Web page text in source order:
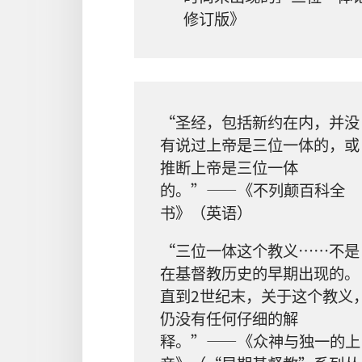
修订版》
“圣经，包括新约在内，并没
有说过上帝是三位一体的，或
推断上帝是三位一体
的。”——《不列颠百科全
书》（英语）
“三位一体这个教义……不是
在基督教历史的早期出现的。
直到2世纪末，关于这个教义
仍没有任何仔细的解
释。”——《众神与独一的上